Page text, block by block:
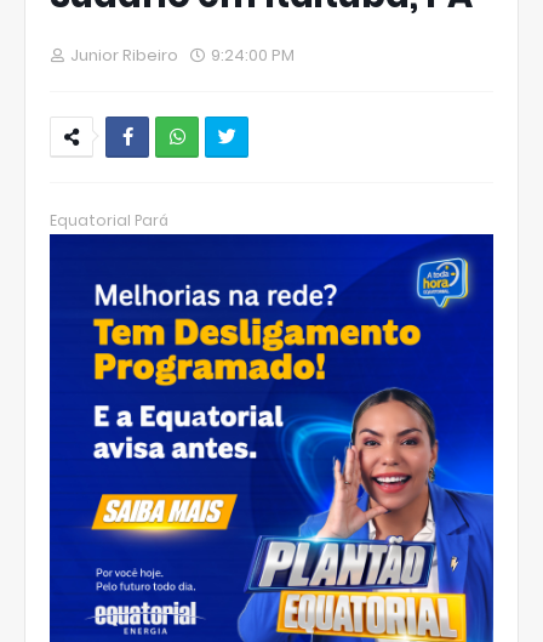
Junior Ribeiro 9:24:00 PM
hats
p
Equatorial Pará